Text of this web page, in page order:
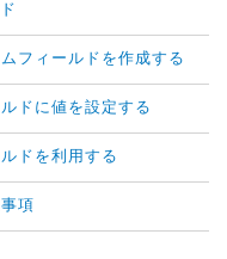
フィールドを作成する
ドに値を設定する
ドを利用する
項